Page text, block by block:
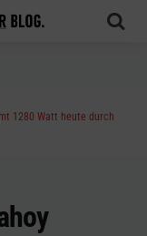
1280 Watt heute durch